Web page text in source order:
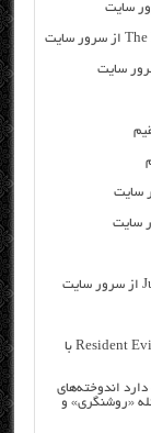
دانلود رایگان فیلم خارجی Resident Evil The Final Chapter 2017 با
اندوخته‌های
«روشنگری» و